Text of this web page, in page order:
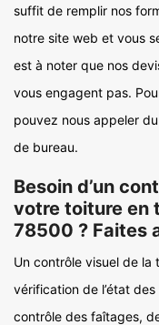
suffit de remplir nos
notre site web et vous
est à noter que nos
vous engagent pas.
pouvez nous appeler
de bureau.
Besoin d’un
votre toiture en
78500 ? Faites
Un contrôle visuel de la
vérification de l’état
contrôle des faîtages,